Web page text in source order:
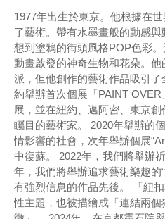
1977年出生於東京。他根據在
了藝術。帶有水墨畫般的動感
想到塗鴉的街頭風格POP色彩
動畫啟發的神奇生物和花朵。
派，但他創作的藝術作品吸引
約舉辦首次個展「PAINT
展，並在紐約、邁阿密、東京
矚目的藝術家。 2020年舉辦的
情影響的社會，次年舉辦個展
中復蘇。 2022年，我們將舉辦
年，我們將舉辦追求藝術樂趣的
有強烈信息的作品先後。 「紐
性主題，也被描繪成「連結兩